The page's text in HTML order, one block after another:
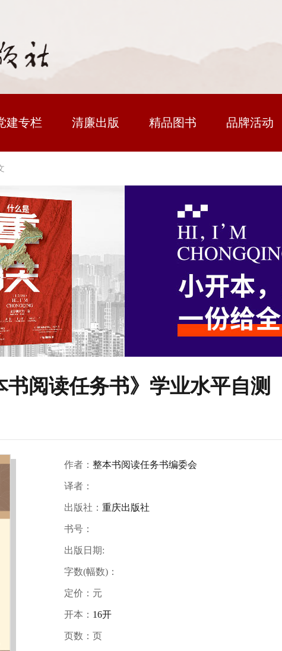
建专栏 清廉出版 精品图书 品牌活动
书阅读任务书》学业水平自测
作者： 整本书阅读任务书编委会
译者：
出版社： 重庆出版社
书号：
出版日期:
字数(幅数)：
定价： 元
开本： 16开
页数： 页